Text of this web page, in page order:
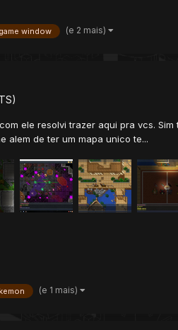
game window (e 2 mais)
ele resolvi trazer aqui pra vcs.
alem de ter um mapa unico te...
(e 1 mais)